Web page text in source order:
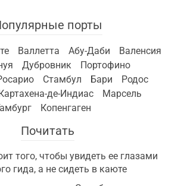
порты
Валлетта Абу-Даби
Валенсия
Дубровник
Портофино
Стамбул Бари
Родос
де-Индиас
Марсель
Копенгаген
Почитать
того, чтобы увидеть ее глазами
гида, а не сидеть в каюте